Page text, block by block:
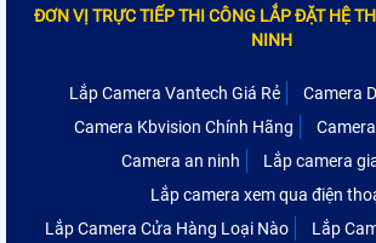
ĐƠN VỊ TRỰC TIẾP THI CÔNG LẮP ĐẶT HỆ
NINH
Lắp Camera Vantech Giá Rẻ
Camera
Camera Kbvision Chính Hãng
Camera an ninh
Lắp camera
Lắp camera xem qua điện
Lắp Camera Cửa Hàng Loại Nào
Lắp